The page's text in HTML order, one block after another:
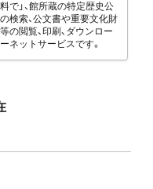
で」、館所蔵の特定歴史公
検索、公文書や重要文化財
の閲覧、印刷、ダウンロー
ネットサービスです。